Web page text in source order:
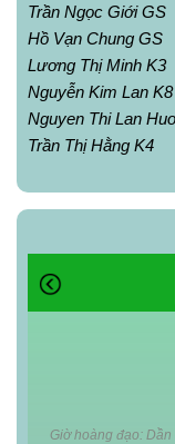
Trần Ngọc Giới GS
Hồ Vạn Chung GS
Lương Thị Minh K3
Nguyễn Kim Lan K8
Nguyen Thi Lan
Trần Thị Hằng K4
Giờ hoàng đạo: Dần